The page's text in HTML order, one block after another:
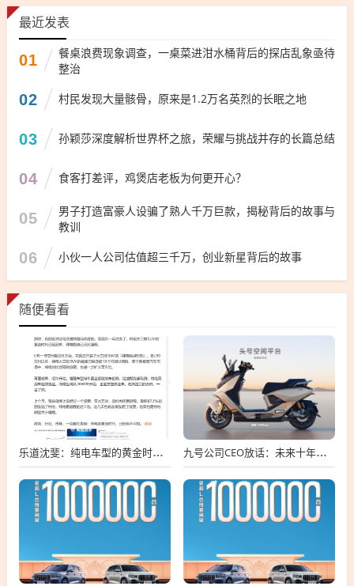
最近发表
01
餐桌浪费现象调查，一桌菜进泔水桶背后的探店乱象亟待
整治
02 村民发现大量骸骨，原来是1.2万名英烈的长眠之地
03 孙颖莎深度解析世界杯之旅，荣耀与挑战并存的长篇总结
04 食客打差评，鸡煲店老板为何更开心？
05
男子打造富豪人设骗了熟人千万巨款，揭秘背后的故事与
教训
06 小伙一人公司估值超三千万，创业新星背后的故事
随便看看
乐道沈斐：纯电车型的黄金时期 已势不可挡 九号公司CEO放话：未来十年电动车要超越燃油车